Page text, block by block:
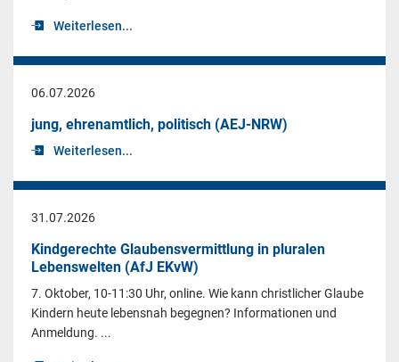
Weiterlesen...
06.07.2026
jung, ehrenamtlich, politisch (AEJ-NRW)
Weiterlesen...
31.07.2026
Kindgerechte Glaubensvermittlung in pluralen
Lebenswelten (AfJ EKvW)
7. Oktober, 10-11:30 Uhr, online. Wie kann christlicher Glaube
Kindern heute lebensnah begegnen? Informationen und
Anmeldung. ...